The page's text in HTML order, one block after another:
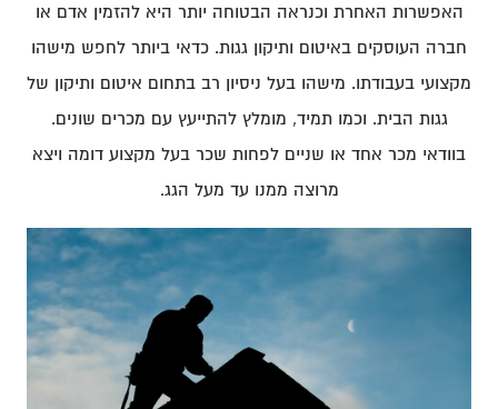
האפשרות האחרת וכנראה הבטוחה יותר היא להזמין אדם או
חברה העוסקים באיטום ותיקון גגות. כדאי ביותר לחפש מישהו
מקצועי בעבודתו. מישהו בעל ניסיון רב בתחום איטום ותיקון של
גגות הבית. וכמו תמיד, מומלץ להתייעץ עם מכרים שונים.
בוודאי מכר אחד או שניים לפחות שכר בעל מקצוע דומה ויצא
מרוצה ממנו עד מעל הגג.